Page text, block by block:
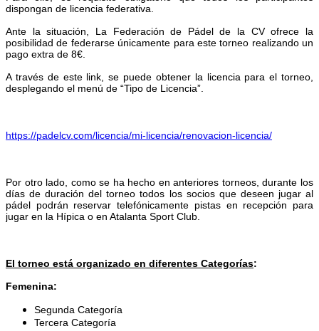
dispongan de licencia federativa.
Ante la situación, La Federación de Pádel de la CV ofrece la
posibilidad de federarse únicamente para este torneo realizando un
pago extra de 8€.
A través de este link, se puede obtener la licencia para el torneo,
desplegando el menú de “Tipo de Licencia”.
https://padelcv.com/licencia/mi-licencia/renovacion-licencia/
Por otro lado, como se ha hecho en anteriores torneos, durante los
días de duración del torneo todos los socios que deseen jugar al
pádel podrán reservar telefónicamente pistas en recepción para
jugar en la Hípica o en Atalanta Sport Club.
El torneo está organizado en diferentes Categorías:
Femenina:
Segunda Categoría
Tercera Categoría